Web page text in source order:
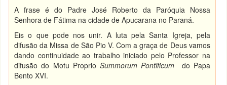
A frase é do Padre José Roberto da Paróquia Nossa
Senhora de Fátima na cidade de Apucarana no Paraná.
Eis o que pode nos unir. A luta pela Santa Igreja, pela
difusão da Missa de São Pio V. Com a graça de Deus vamos
dando continuidade ao trabalho iniciado pelo Professor na
difusão do Motu Proprio Summorum Pontificum do Papa
Bento XVI.